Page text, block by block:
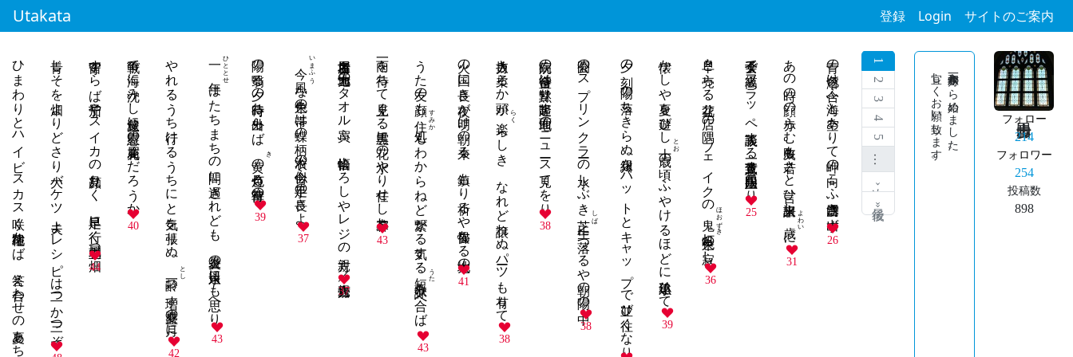
Utakata 登録 Login サイトのご案内
フォロー
214
フォロワー
254
投稿数
898
令和六年 一月から始めました。
宜しくお願い致します。
1
2
3
4
5
…
次 ›
最後 »
青の色溶け合ふ海と空ありて岬の向こふ白雲湧き出ず
26
あの時の顔の赤らむ失敗も若さと言ひ訳出来し
よわい
に
31
女子会で高級フラッペ談義する意見一致す上限一二八〇円なり
25
早々と売らる盆花 店の隅 フェイクの
鬼灯 ほおずき
朱色の寂し
36
懐かしや夏を遊びし
十歳 とお
の頃 ふやけるほどに小魚追ひて
39
夕の刻 陽の落ちきらぬ川縁をハットとキャップで並び往くなり
公園のスプリンクラーの水しぶき
芝生 しば
に落つるや朝の陽の中
38
病院の待合室は皆黙り隆起す地面のニュース見てをり
38
力抜き柔らか頭が
らく
らしき なれど譲れぬパーツも有りて
38
火の国に長き夜が明け朝の来る 鎮もり祈るや畏怖なる大地の
41
うた友の顔も
住処すみか
もわからねど繋がる気する
短歌 うた
詠み合へば
43
一雨を待ちて見上ぐる黒雲に花の水やり任せし夕暮れ
43
名古屋場所 地元力士のタオル買ふ 恰幅よろしやレジの親方 ／親方売店
37
今風 いまふう
な朱色の帯は蝶の柄 浴衣の似合ふ手足の長さよ
37
陽の翳る夕の時待ち外出らば
き
の色灯る待宵草の
39
一年ひととせ
はたちまちの間に過ぎれども 炎暑の一日永遠にも思へり
43
やれるうち行けるうちにと気を張りぬ
とし
一つ増す盛夏の月に
42
戦争で海に沈みし叔父達に慰霊の花火届くだろうか
40
留守すらば茄子やスイカの顔見たく 足早に行く朝風立つ畑
44
青じそを畑よりどさり大バケツ 夫よレシピは二つか三つぞ
ひまわりとハイビスカス咲く路地往かば 答え合わせの夏あちこちに